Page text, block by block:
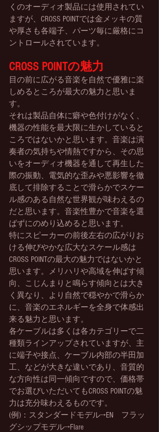
くのオーディオ製品には使用されてい
ますが、CROSS POINTでは金メッキの質
や厚さも各端子、パーツ毎に厳格にコ
ントロールされています。
CROSS POINTの魅力
目の前に広がる音楽を自然で優雅に楽
しめるところが最大の魅力と思いま
す。
それは製品自体に癖や色付けがなく、
機器の性能を最大限に生かしていると
ころではないかと思います。音楽は演
奏者の気持ちや情熱ですから、その思
いをオーディオ機器を通して再生した
際の振動、電気的な歪みや悪影響を徹
底して排除することで滑らかでスケー
ル感のある自然な世界観が味わえるの
だと思います。音楽性豊かで音楽を選
ばずにのめり込めると思います。
特にスピーカーの前後左右の広がりお
ける伸びやかな広大なスケール感は
CROSS POINTの最大の魅力ではないかと
思います。メリハリや高域を伸ばす傾
向、こじんまりと鳴らす傾向とは大き
く異なり、より自然で穏やかで滑らか
に、音楽のエネルギーを全身で体感出
来る魅力と思います。
各ケーブルは多くは各カテゴリーで二
種類ラインアップされていますが、主
に端子や接点、ケーブル内部の半田加
工、などが大きな違いであり、音質的
な方向性は同一傾向ですので、価格帯
でお選びいただいてもCROSS POINTの魅
力は充分味わえるものです。
(例)：スタンダードモデル→EN　フラッ
グシップモデル→Flare